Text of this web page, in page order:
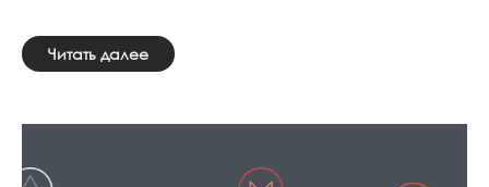
Читать далее